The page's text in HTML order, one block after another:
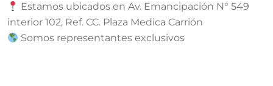
Estamos ubicados en Av. Emancipación N° 549
interior 102, Ref. CC. Plaza Medica Carrión
Somos representantes exclusivos